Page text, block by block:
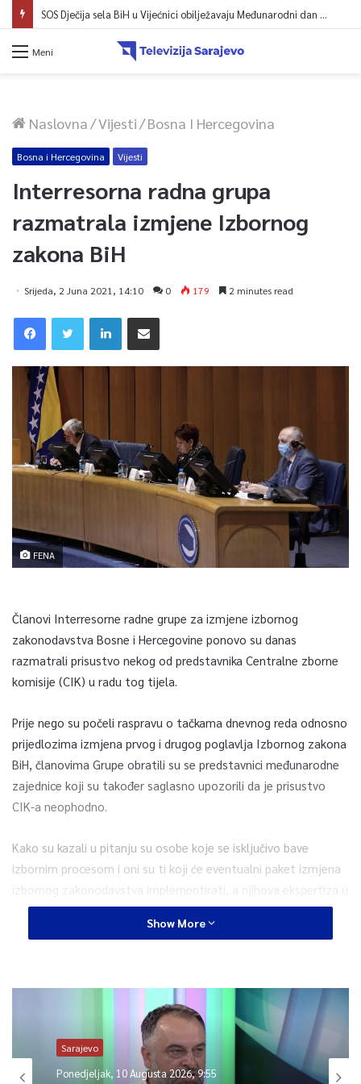
SOS Dječija sela BiH u Vijećnici obilježavaju Međunarodni dan mladih: Više od 200 zaposlenih i stambena podrška za osamostaljivanje
Meni
Naslovna/Vijesti/Bosna I Hercegovina
Bosna i Hercegovina Vijesti
Interresorna radna grupa
razmatrala izmjene Izbornog
zakona BiH
Srijeda, 2 Juna 2021, 14:10 0 179 2 minutes read
FENA
Članovi Interresorne radne grupe za izmjene izbornog
zakonodavstva Bosne i Hercegovine ponovo su danas
razmatrali prisustvo nekog od predstavnika Centralne zborne
komisije (CIK) u radu tog tijela.
Prije nego su počeli raspravu o tačkama dnevnog reda odnosno
prijedlozima izmjena prvog i drugog poglavlja Izbornog zakona
BiH, članovima Grupe obratili su se predstavnici međunarodne
zajednice koji su također saglasno upozorili da je prisustvo
CIK-a neophodno.
Kako su kazali u pitanju su osobe koje se isključivo bave
izbornim procesom i oni su ti koji će eventualni paket izmjena
izbornog zakonodavstva implementirati, a njihova ekspertiza u
tom smislu od iznimne je važnosti.
zatražio je da neko iz CIK-a bude na sjednicama kako bi
eventualno upozorili na pitanje provedbe nekog od člana
Izbornog zakona.
Predložio je da to bude neko iz Sekretarijata CIK-a, budući da
Show More
Sarajevo
Ponedjeljak, 10 Augusta 2026, 9:55